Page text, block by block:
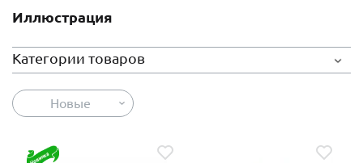
Иллюстрация
Категории товаров
Новые